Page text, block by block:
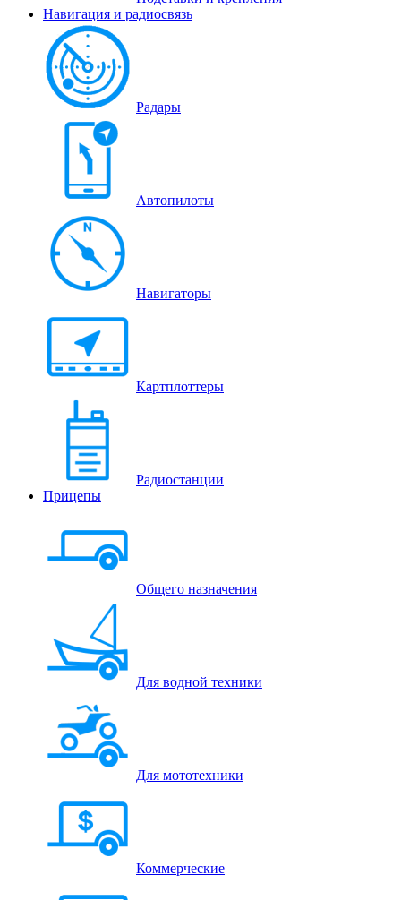
Навигация и радиосвязь
Радары
Автопилоты
Навигаторы
Картплоттеры
Радиостанции
Прицепы
Общего назначения
Для водной техники
Для мототехники
Коммерческие